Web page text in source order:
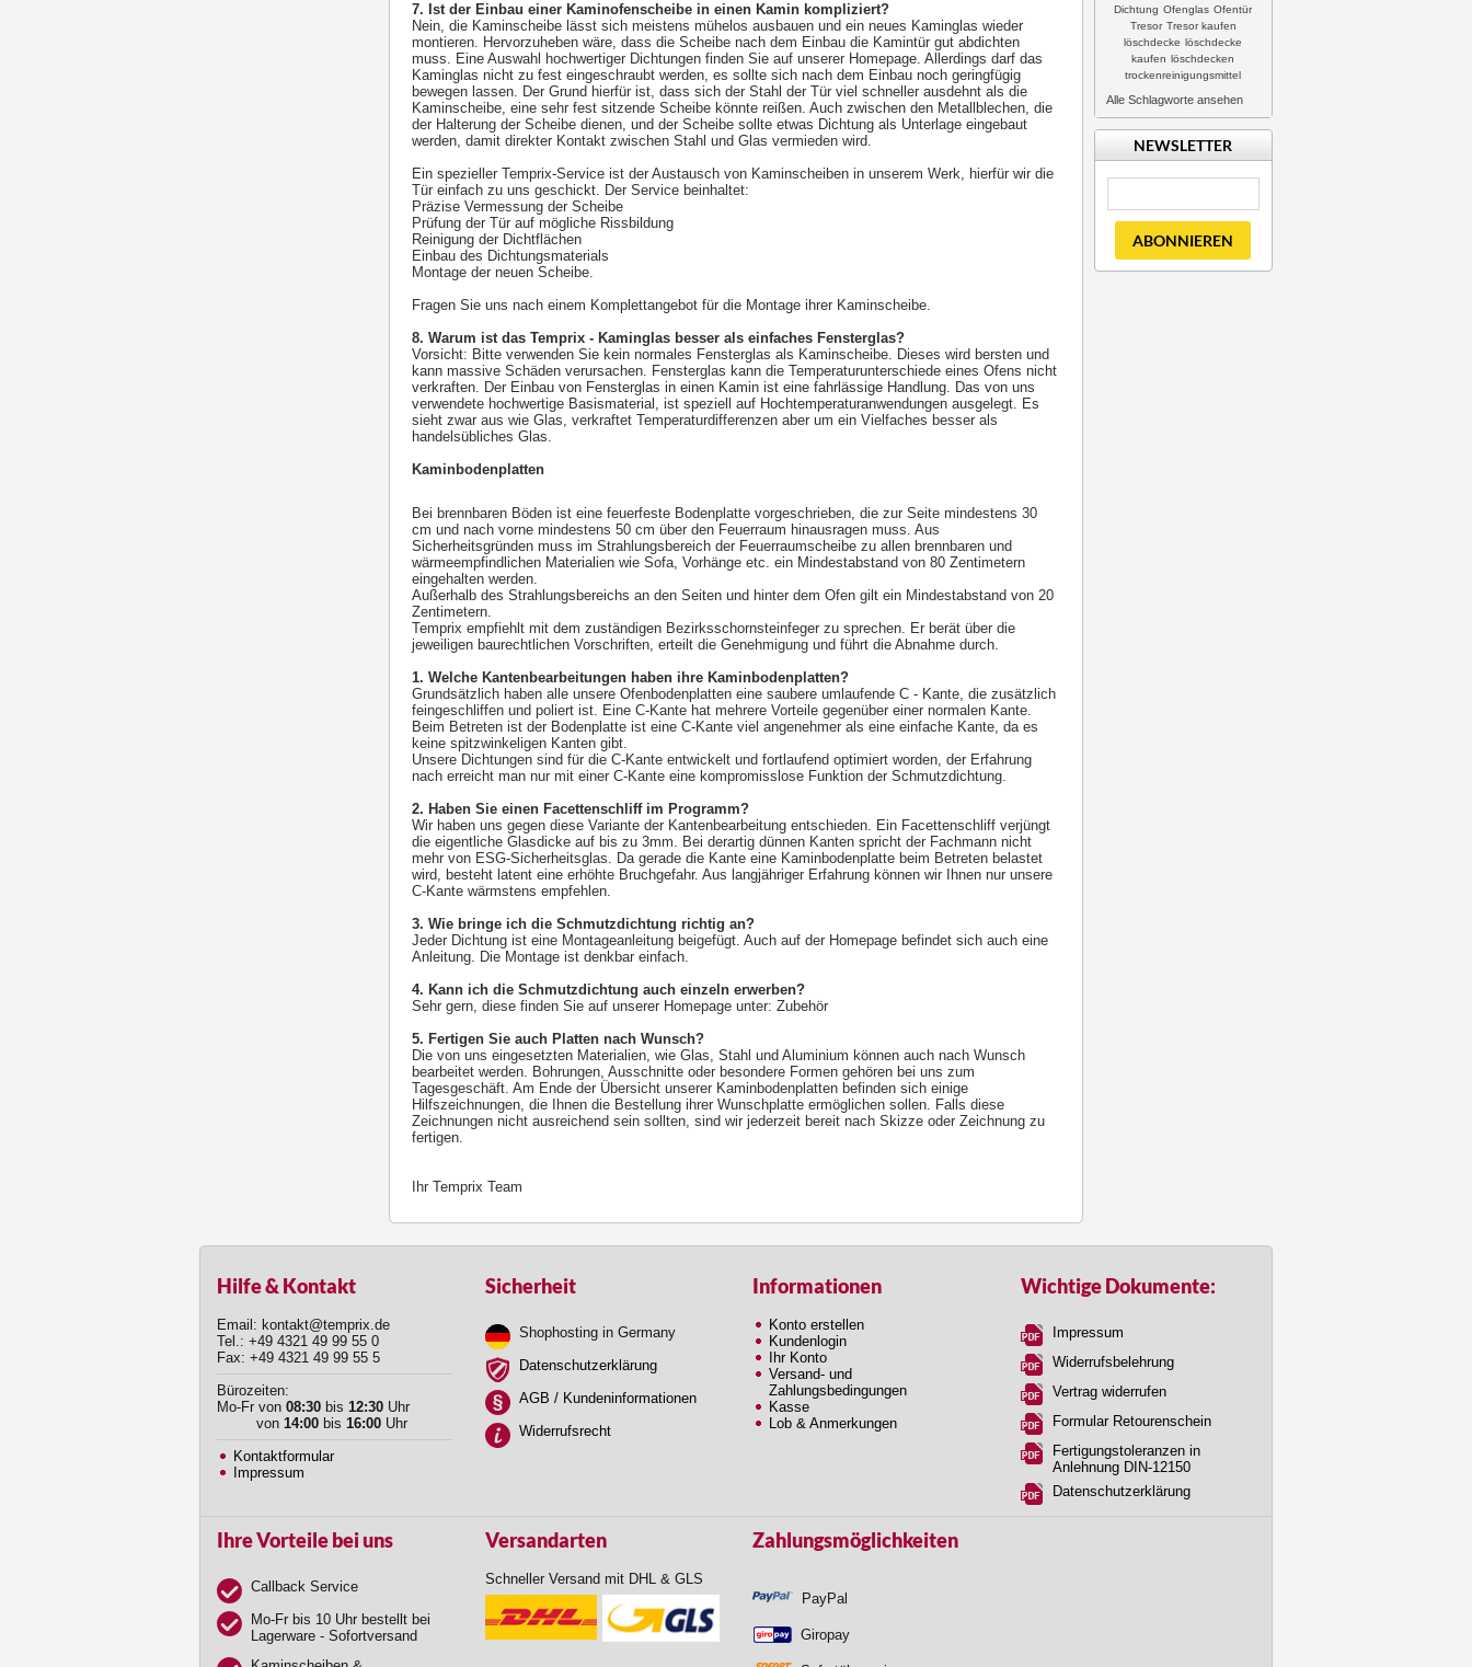
7. Ist der Einbau einer Kaminofenscheibe in einen Kamin kompliziert?
Nein, die Kaminscheibe lässt sich meistens mühelos ausbauen und ein neues Kaminglas wieder
montieren. Hervorzuheben wäre, dass die Scheibe nach dem Einbau die Kamintür gut abdichten
muss. Eine Auswahl hochwertiger Dichtungen finden Sie auf unserer Homepage. Allerdings darf das
Kaminglas nicht zu fest eingeschraubt werden, es sollte sich nach dem Einbau noch geringfügig
bewegen lassen. Der Grund hierfür ist, dass sich der Stahl der Tür viel schneller ausdehnt als die
Kaminscheibe, eine sehr fest sitzende Scheibe könnte reißen. Auch zwischen den Metallblechen, die
der Halterung der Scheibe dienen, und der Scheibe sollte etwas Dichtung als Unterlage eingebaut
werden, damit direkter Kontakt zwischen Stahl und Glas vermieden wird.
Ein spezieller Temprix-Service ist der Austausch von Kaminscheiben in unserem Werk, hierfür wir die
Tür einfach zu uns geschickt. Der Service beinhaltet:
Präzise Vermessung der Scheibe
Prüfung der Tür auf mögliche Rissbildung
Reinigung der Dichtflächen
Einbau des Dichtungsmaterials
Montage der neuen Scheibe.
Fragen Sie uns nach einem Komplettangebot für die Montage ihrer Kaminscheibe.
8. Warum ist das Temprix - Kaminglas besser als einfaches Fensterglas?
Vorsicht: Bitte verwenden Sie kein normales Fensterglas als Kaminscheibe. Dieses wird bersten und
kann massive Schäden verursachen. Fensterglas kann die Temperaturunterschiede eines Ofens nicht
verkraften. Der Einbau von Fensterglas in einen Kamin ist eine fahrlässige Handlung. Das von uns
verwendete hochwertige Basismaterial, ist speziell auf Hochtemperaturanwendungen ausgelegt. Es
sieht zwar aus wie Glas, verkraftet Temperaturdifferenzen aber um ein Vielfaches besser als
handelsübliches Glas.
Kaminbodenplatten
Bei brennbaren Böden ist eine feuerfeste Bodenplatte vorgeschrieben, die zur Seite mindestens 30
cm und nach vorne mindestens 50 cm über den Feuerraum hinausragen muss. Aus
Sicherheitsgründen muss im Strahlungsbereich der Feuerraumscheibe zu allen brennbaren und
wärmeempfindlichen Materialien wie Sofa, Vorhänge etc. ein Mindestabstand von 80 Zentimetern
eingehalten werden.
Außerhalb des Strahlungsbereichs an den Seiten und hinter dem Ofen gilt ein Mindestabstand von 20
Zentimetern.
Temprix empfiehlt mit dem zuständigen Bezirksschornsteinfeger zu sprechen. Er berät über die
jeweiligen baurechtlichen Vorschriften, erteilt die Genehmigung und führt die Abnahme durch.
1. Welche Kantenbearbeitungen haben ihre Kaminbodenplatten?
Grundsätzlich haben alle unsere Ofenbodenplatten eine saubere umlaufende C - Kante, die zusätzlich
feingeschliffen und poliert ist. Eine C-Kante hat mehrere Vorteile gegenüber einer normalen Kante.
Beim Betreten ist der Bodenplatte ist eine C-Kante viel angenehmer als eine einfache Kante, da es
keine spitzwinkeligen Kanten gibt.
Unsere Dichtungen sind für die C-Kante entwickelt und fortlaufend optimiert worden, der Erfahrung
nach erreicht man nur mit einer C-Kante eine kompromisslose Funktion der Schmutzdichtung.
2. Haben Sie einen Facettenschliff im Programm?
Wir haben uns gegen diese Variante der Kantenbearbeitung entschieden. Ein Facettenschliff verjüngt
die eigentliche Glasdicke auf bis zu 3mm. Bei derartig dünnen Kanten spricht der Fachmann nicht
mehr von ESG-Sicherheitsglas. Da gerade die Kante eine Kaminbodenplatte beim Betreten belastet
wird, besteht latent eine erhöhte Bruchgefahr. Aus langjähriger Erfahrung können wir Ihnen nur unsere
C-Kante wärmstens empfehlen.
3. Wie bringe ich die Schmutzdichtung richtig an?
Jeder Dichtung ist eine Montageanleitung beigefügt. Auch auf der Homepage befindet sich auch eine
Anleitung. Die Montage ist denkbar einfach.
4. Kann ich die Schmutzdichtung auch einzeln erwerben?
Sehr gern, diese finden Sie auf unserer Homepage unter: Zubehör
5. Fertigen Sie auch Platten nach Wunsch?
Die von uns eingesetzten Materialien, wie Glas, Stahl und Aluminium können auch nach Wunsch
bearbeitet werden. Bohrungen, Ausschnitte oder besondere Formen gehören bei uns zum
Tagesgeschäft. Am Ende der Übersicht unserer Kaminbodenplatten befinden sich einige
Hilfszeichnungen, die Ihnen die Bestellung ihrer Wunschplatte ermöglichen sollen. Falls diese
Zeichnungen nicht ausreichend sein sollten, sind wir jederzeit bereit nach Skizze oder Zeichnung zu
fertigen.
Ihr Temprix Team
Dichtung Ofenglas Ofentür
Tresor Tresor kaufen
löschdecke löschdecke
kaufen löschdecken
trockenreinigungsmittel
Alle Schlagworte ansehen
NEWSLETTER
ABONNIEREN
Hilfe & Kontakt
Email: kontakt@temprix.de
Tel.: +49 4321 49 99 55 0
Fax: +49 4321 49 99 55 5
Bürozeiten:
Mo-Fr von 08:30 bis 12:30 Uhr
von 14:00 bis 16:00 Uhr
Kontaktformular
Impressum
Sicherheit
Shophosting in Germany
Datenschutzerklärung
AGB / Kundeninformationen
Widerrufsrecht
Informationen
Konto erstellen
Kundenlogin
Ihr Konto
Versand- und
Zahlungsbedingungen
Kasse
Lob & Anmerkungen
Wichtige Dokumente:
Impressum
Widerrufsbelehrung
Vertrag widerrufen
Formular Retourenschein
Fertigungstoleranzen in
Anlehnung DIN-12150
Datenschutzerklärung
Ihre Vorteile bei uns
Callback Service
Mo-Fr bis 10 Uhr bestellt bei
Lagerware - Sofortversand
Versandarten
Schneller Versand mit DHL & GLS
Zahlungsmöglichkeiten
PayPal
Giropay